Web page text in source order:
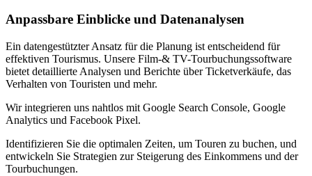
Anpassbare Einblicke und Datenanalysen
Ein datengestützter Ansatz für die Planung ist entscheidend für
effektiven Tourismus. Unsere Film-& TV-Tourbuchungssoftware
bietet detaillierte Analysen und Berichte über Ticketverkäufe, das
Verhalten von Touristen und mehr.
Wir integrieren uns nahtlos mit Google Search Console, Google
Analytics und Facebook Pixel.
Identifizieren Sie die optimalen Zeiten, um Touren zu buchen, und
entwickeln Sie Strategien zur Steigerung des Einkommens und der
Tourbuchungen.